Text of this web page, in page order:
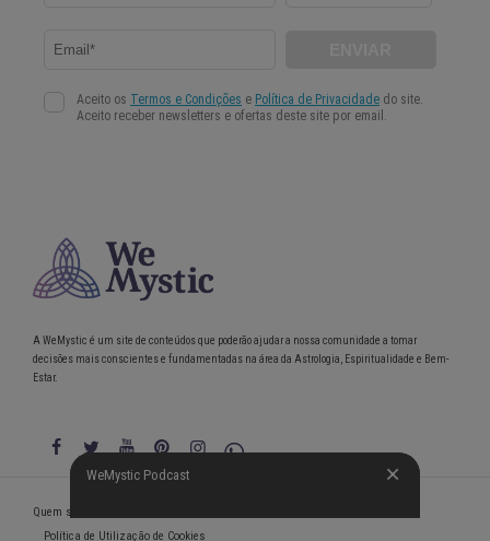
WeMystic Podcast
A WeMystic é um site de conteúdos que poderão ajudar a nossa comunidade a tomar
decisões mais conscientes e fundamentadas na área da Astrologia, Espiritualidade e Bem-
Estar.
WeMystic Podcast
Quem somos
Política de Utilização de Cookies